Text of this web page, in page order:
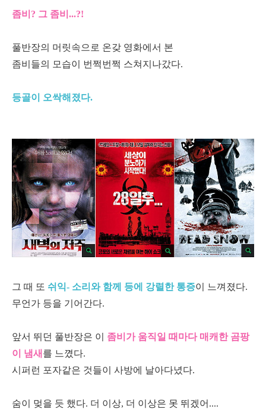
좀비? 그 좀비...?!
풀반장의 머릿속으로 온갖 영화에서 본
좀비들의 모습이 번쩍번쩍 스쳐지나갔다.
등골이 오싹해졌다.
그 때 또 쉬익- 소리와 함께 등에 강렬한 통증이 느껴졌다.
무언가 등을 기어간다.
앞서 뛰던 풀반장은 이 좀비가 움직일 때마다 매캐한 곰팡
이 냄새 를 느꼈다.
시퍼런 포자같은 것들이 사방에 날아다녔다.
숨이 멎을 듯 했다. 더 이상, 더 이상은 못 뛰겠어....